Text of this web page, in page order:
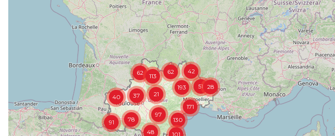
62
101
91
51
48
28
130
40
78
37
97
171
21
193
42
62 113